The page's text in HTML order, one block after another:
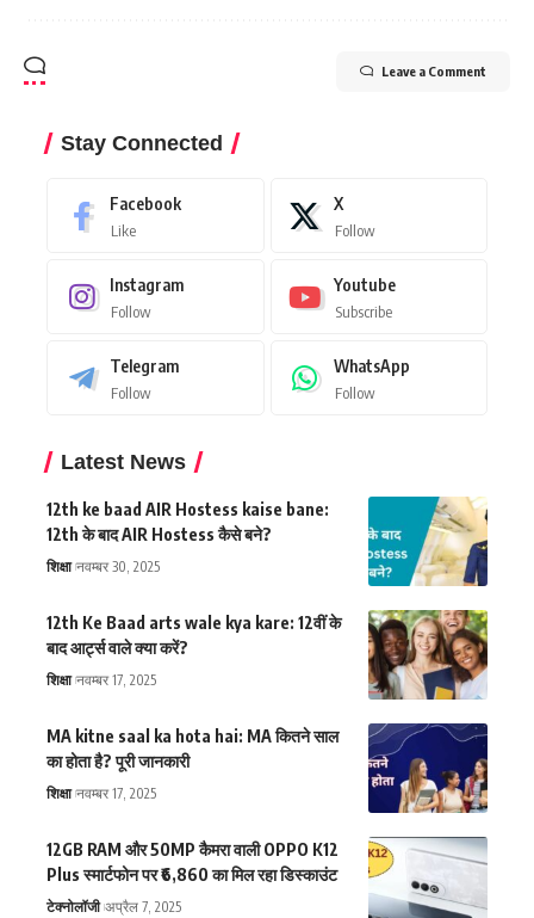
Leave a Comment
Stay Connected
Facebook
Like
X
Follow
Instagram
Follow
Youtube
Subscribe
Telegram
Follow
WhatsApp
Follow
Latest News
12th ke baad AIR Hostess kaise bane:
12th के बाद AIR Hostess कैसे बने?
शिक्षा नवम्बर 30, 2025
12th Ke Baad arts wale kya kare: 12वीं के
बाद आर्ट्स वाले क्या करें?
शिक्षा नवम्बर 17, 2025
MA kitne saal ka hota hai: MA कितने साल
का होता है? पूरी जानकारी
शिक्षा नवम्बर 17, 2025
12GB RAM और 50MP कैमरा वाली OPPO K12
Plus स्मार्टफोन पर ₹6,860 का मिल रहा डिस्काउंट
टेक्नोलॉजी अप्रैल 7, 2025